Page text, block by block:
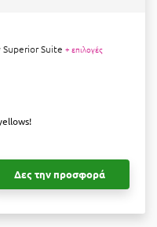
Superior Suite + επιλογές
Δες την προσφορά